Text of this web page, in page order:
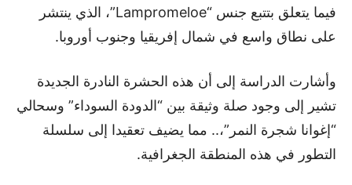
فيما يتعلق بتتبع جنس “Lampromeloe”، الذي ينتشر
على نطاق واسع في شمال إفريقيا وجنوب أوروبا.
وأشارت الدراسة إلى أن هذه الحشرة النادرة الجديدة
تشير إلى وجود صلة وثيقة بين “الدودة السوداء” وسحالي
“إغوانا شجرة النمر”،.. مما يضيف تعقيدا إلى سلسلة
التطور في هذه المنطقة الجغرافية.